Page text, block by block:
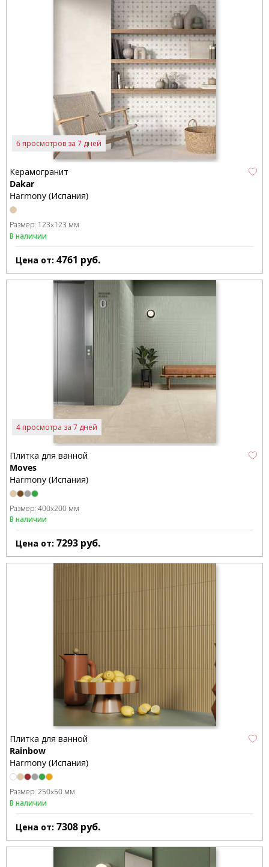
6 просмотров за 7 дней
Керамогранит
Dakar
Harmony (Испания)
Размер: 123x123 мм
В наличии
Цена от: 4761 руб.
4 просмотра за 7 дней
Плитка для ванной
Moves
Harmony (Испания)
Размер: 400x200 мм
В наличии
Цена от: 7293 руб.
Плитка для ванной
Rainbow
Harmony (Испания)
Размер: 250x50 мм
В наличии
Цена от: 7308 руб.